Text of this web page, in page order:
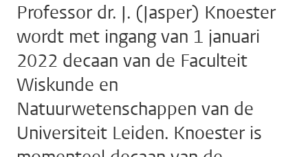
Professor dr. J. (Jasper) Knoester
wordt met ingang van 1 januari
2022 decaan van de Faculteit
Wiskunde en
Natuurwetenschappen van de
Universiteit Leiden. Knoester is